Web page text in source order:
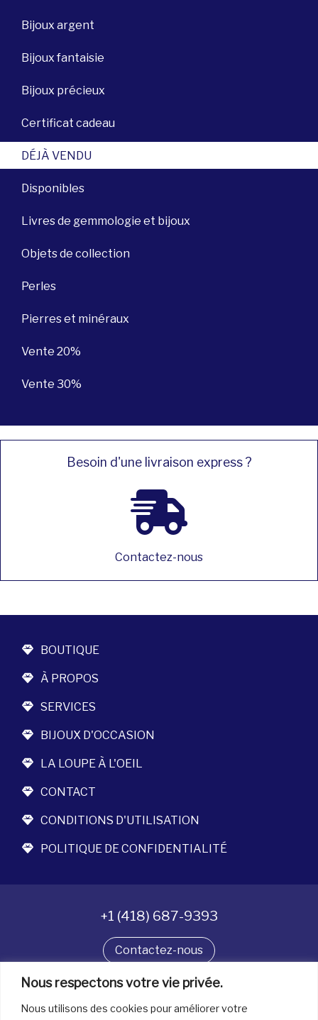
Nous respectons votre vie privée.
Nous utilisons des cookies pour améliorer votre
Bijoux argent
Bijoux fantaisie
Bijoux précieux
Certificat cadeau
DÉJÀ VENDU
Disponibles
Livres de gemmologie et bijoux
Objets de collection
Perles
Pierres et minéraux
Vente 20%
Vente 30%
Besoin d'une livraison express ?
Contactez-nous
BOUTIQUE
À PROPOS
SERVICES
BIJOUX D'OCCASION
LA LOUPE À L'OEIL
CONTACT
CONDITIONS D'UTILISATION
POLITIQUE DE CONFIDENTIALITÉ
+1 (418) 687-9393
Contactez-nous
Suivez-nous